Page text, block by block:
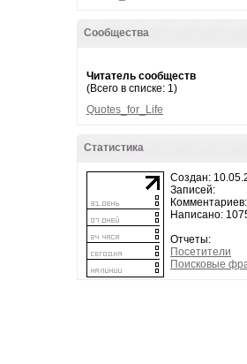
Сообщества
Читатель сообществ
(Всего в списке: 1)
Quotes_for_Life
Статистика
Создан:
Записей:
Комментариев:
Написано:
Отчеты:
Посетители
Поисковые